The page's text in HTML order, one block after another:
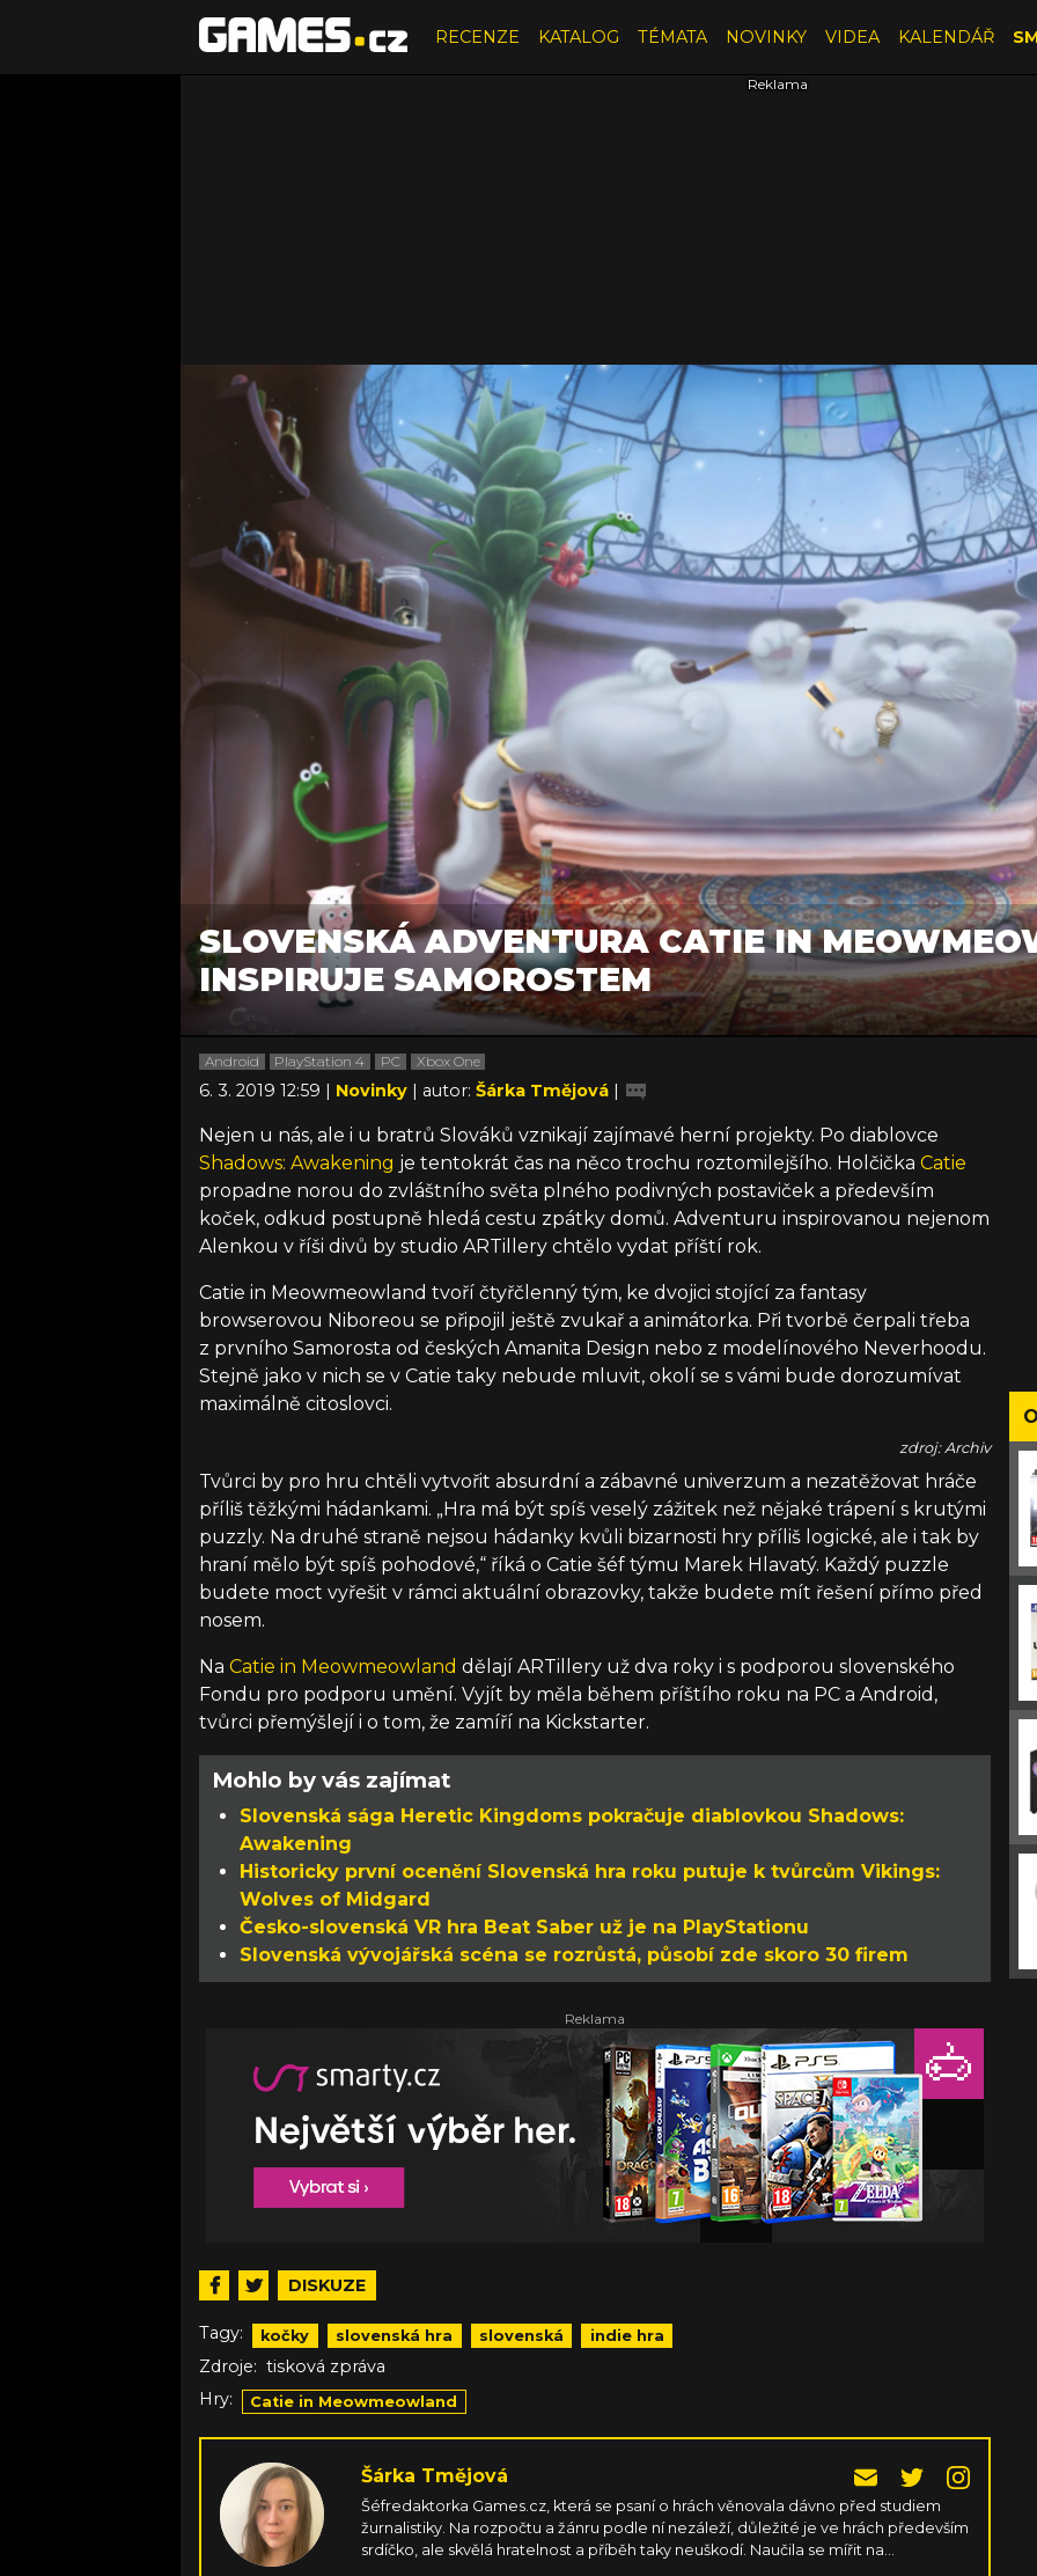
RECENZE KATALOG TÉMATA NOVINKY VIDEA KALENDÁŘ
SLOVENSKÁ ADVENTURA CATIE IN
INSPIRUJE SAMOROSTEM
Android PlayStation 4 PC Xbox One
6. 3. 2019 12:59 | Novinky | autor: Šárka Tmějová |
Nejen u nás, ale i u bratrů Slováků vznikají zajímavé herní projekty. Po diablovce
Shadows: Awakening je tentokrát čas na něco trochu roztomilejšího. Holčička Catie
propadne norou do zvláštního světa plného podivných postaviček a především
koček, odkud postupně hledá cestu zpátky domů. Adventuru inspirovanou nejenom
Alenkou v říši divů by studio ARTillery chtělo vydat příští rok.
Catie in Meowmeowland tvoří čtyřčlenný tým, ke dvojici stojící za fantasy
browserovou Niboreou se připojil ještě zvukař a animátorka. Při tvorbě čerpali třeba
z prvního Samorosta od českých Amanita Design nebo z modelínového Neverhoodu.
Stejně jako v nich se v Catie taky nebude mluvit, okolí se s vámi bude dorozumívat
maximálně citoslovci.
zdroj: Archiv
Tvůrci by pro hru chtěli vytvořit absurdní a zábavné univerzum a nezatěžovat hráče
příliš těžkými hádankami. „Hra má být spíš veselý zážitek než nějaké trápení s krutými
puzzly. Na druhé straně nejsou hádanky kvůli bizarnosti hry příliš logické, ale i tak by
hraní mělo být spíš pohodové,“ říká o Catie šéf týmu Marek Hlavatý. Každý puzzle
budete moct vyřešit v rámci aktuální obrazovky, takže budete mít řešení přímo před
nosem.
Na Catie in Meowmeowland dělají ARTillery už dva roky i s podporou slovenského
Fondu pro podporu umění. Vyjít by měla během příštího roku na PC a Android,
tvůrci přemýšlejí i o tom, že zamíří na Kickstarter.
Mohlo by vás zajímat
Slovenská sága Heretic Kingdoms pokračuje diablovkou Shadows:
Awakening
Historicky první ocenění Slovenská hra roku putuje k tvůrcům Vikings:
Wolves of Midgard
Česko-slovenská VR hra Beat Saber už je na PlayStationu
Slovenská vývojářská scéna se rozrůstá, působí zde skoro 30 firem
DISKUZE
Tagy: kočky slovenská hra slovenská indie hra
Zdroje: tisková zpráva
Hry:
Catie in Meowmeowland
Šárka Tmějová
Šéfredaktorka Games.cz, která se psaní o hrách věnovala dávno před studiem
žurnalistiky. Na rozpočtu a žánru podle ní nezáleží, důležité je ve hrách především
srdíčko, ale skvělá hratelnost a příběh taky neuškodí. Naučila se mířit na